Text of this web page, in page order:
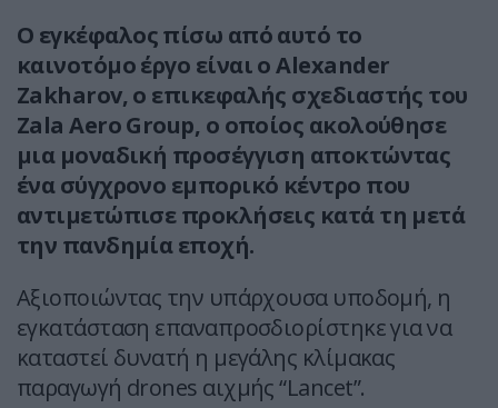
Ο εγκέφαλος πίσω από αυτό το
καινοτόμο έργο είναι ο Alexander
Zakharov, ο επικεφαλής σχεδιαστής του
Zala Aero Group, ο οποίος ακολούθησε
μια μοναδική προσέγγιση αποκτώντας
ένα σύγχρονο εμπορικό κέντρο που
αντιμετώπισε προκλήσεις κατά τη μετά
την πανδημία εποχή.
Αξιοποιώντας την υπάρχουσα υποδομή, η
εγκατάσταση επαναπροσδιορίστηκε για να
καταστεί δυνατή η μεγάλης κλίμακας
παραγωγή drones αιχμής “Lancet”.